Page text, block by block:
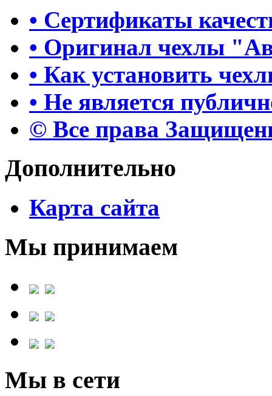
• Сертификаты
• Оригинал чехлы
• Как установить
• Не является
© Все права
Дополнительно
Карта сайта
Мы принимаем
Мы в сети